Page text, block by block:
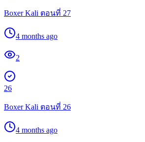
Boxer Kali ตอนที่ 27
4 months ago
2
26
Boxer Kali ตอนที่ 26
4 months ago